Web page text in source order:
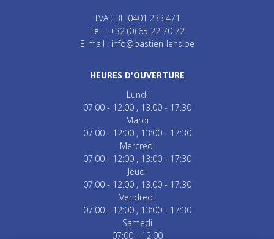
TVA : BE 0401.233.471
Tél. : +32 (0) 65 22 70 72
E-mail : info@bastien-lens.be
HEURES D'OUVERTURE
Lundi
07:00 - 12:00
13:00 - 17:30
Mardi
07:00 - 12:00
13:00 - 17:30
Mercredi
07:00 - 12:00
13:00 - 17:30
Jeudi
07:00 - 12:00
13:00 - 17:30
Vendredi
07:00 - 12:00
13:00 - 17:30
Samedi
07:00 - 12:00